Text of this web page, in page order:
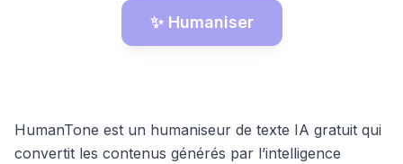
✨ Humaniser
HumanTone est un humaniseur de texte IA gratuit qui
convertit les contenus générés par l’intelligence